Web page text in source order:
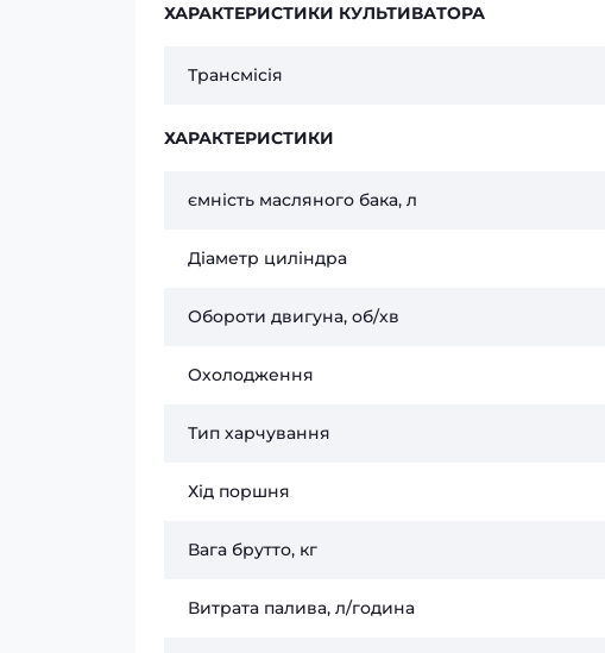
ХАРАКТЕРИСТИКИ КУЛЬТИВАТОРА
Трансмісія
ХАРАКТЕРИСТИКИ
ємність масляного бака, л
Діаметр циліндра
Обороти двигуна, об/хв
Охолодження
Тип харчування
Хід поршня
Вага брутто, кг
Витрата палива, л/година